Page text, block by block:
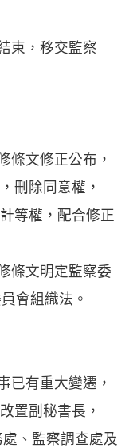
束，移交監察
條文修正公布，
刪除同意權，
權，配合修正
條文明定監察委
會組織法。
已有重大變遷，
置副秘書長，
察調查處及